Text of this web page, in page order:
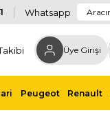
Whatsapp
Üye Girişi
Peugeot Renault